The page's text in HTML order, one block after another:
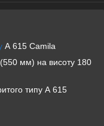
А 615 Camila
мм) на висоту 180
типу А 615